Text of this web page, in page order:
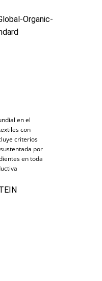
en el
con
criterios
por
en toda